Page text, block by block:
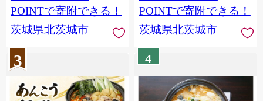
市】(AP210)
POINTで寄附できる！
茨城県北茨城市
POINTで寄附できる！
茨城県北茨城市
3 4